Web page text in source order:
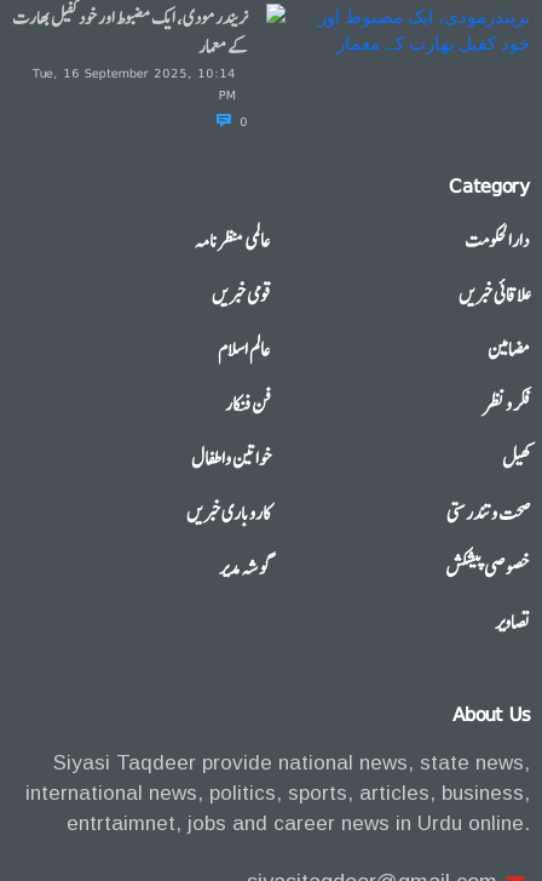
نریندرمودی، ایک مضبوط اور خود کفیل بھارت
کے معمار
Tue, 16 September 2025, 10:14
PM
0
Category
دارالحکومت
عالمی منظرنامہ
علاقائی خبریں
قومی خبریں
مضامین
عالم اسلام
فکر و نظر
فن فنکار
کھیل
خواتین واطفال
صحت وتندرستی
کاروباری خبریں
خصوصی پیشکش
گوشہ مدیر
تصاویر
About Us
Siyasi Taqdeer provide national news, state news,
international news, politics, sports, articles, business,
entrtaimnet, jobs and career news in Urdu online.